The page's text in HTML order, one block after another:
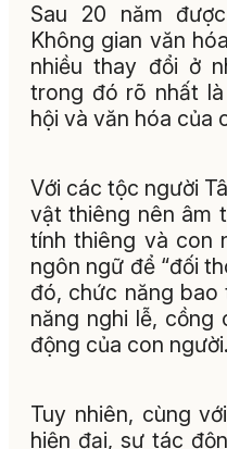
Sau 20 năm
Không gian văn
nhiều thay đổi ở
trong đó rõ nhất
hội và văn hóa của
Với các tộc người
vật thiêng nên âm
tính thiêng và con
ngôn ngữ để “đối
đó, chức năng
năng nghi lễ,
động của con người.
Tuy nhiên, cùng
hiện đại, sự tác